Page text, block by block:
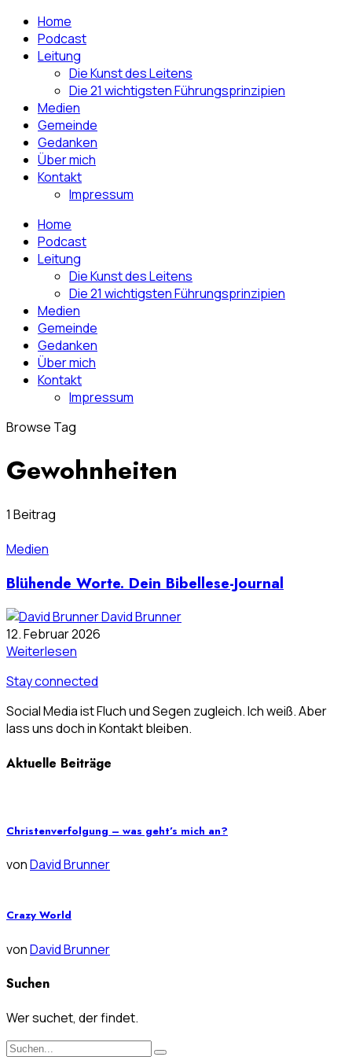
Home
Podcast
Leitung
Die Kunst des Leitens
Die 21 wichtigsten Führungsprinzipien
Medien
Gemeinde
Gedanken
Über mich
Kontakt
Impressum
Home
Podcast
Leitung
Die Kunst des Leitens
Die 21 wichtigsten Führungsprinzipien
Medien
Gemeinde
Gedanken
Über mich
Kontakt
Impressum
Browse Tag
Gewohnheiten
1 Beitrag
Medien
Blühende Worte. Dein Bibellese-Journal
David Brunner
12. Februar 2026
Weiterlesen
Stay connected
Social Media ist Fluch und Segen zugleich. Ich weiß. Aber
lass uns doch in Kontakt bleiben.
Aktuelle Beiträge
Christenverfolgung – was geht’s mich an?
vonDavid Brunner
Crazy World
vonDavid Brunner
Suchen
Wer suchet, der findet.